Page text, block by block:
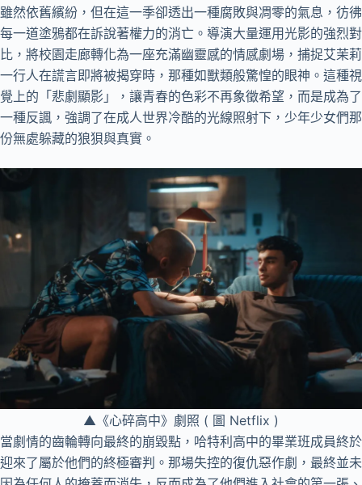
雖然依舊繽紛，但在這一季卻透出一種腐敗與凋零的氣息，彷彿
每一道塗鴉都在訴說著權力的消亡。導演大量運用光影的強烈對
比，將校園走廊轉化為一座充滿幽靈感的情感劇場，捕捉艾茉莉
一行人在謊言即將被揭穿時，那種如獸類般驚惶的眼神。這種視
覺上的「悲劇顯影」，讓青春的色彩不再象徵希望，而是成為了
一種反諷，強調了在成人世界冷酷的光線照射下，少年少女們那
份無處躲藏的狼狽與真實。
▲《心碎高中》劇照 ( 圖 Netflix )
當劇情的齒輪轉向最終的崩毀點，哈特利高中的畢業班成員終於
迎來了屬於他們的終極審判。那場失控的復仇惡作劇，最終並未